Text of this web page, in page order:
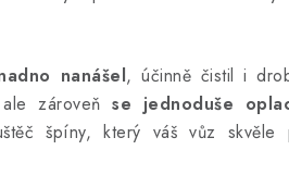
nanášel, účinně čistil i
zároveň se jednoduše
špíny, který váš vůz